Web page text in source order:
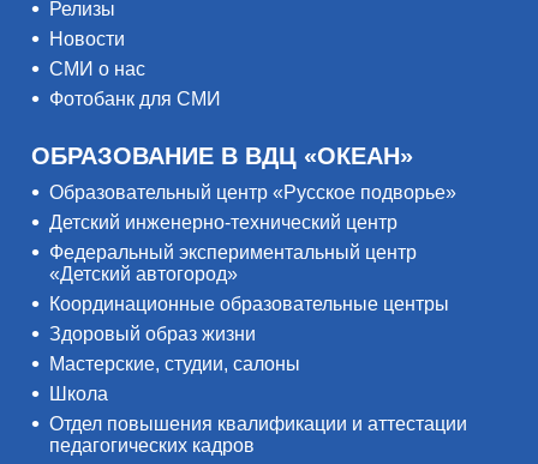
Релизы
Новости
СМИ о нас
Фотобанк для СМИ
ОБРАЗОВАНИЕ В ВДЦ «ОКЕАН»
Образовательный центр «Русское подворье»
Детский инженерно-технический центр
Федеральный экспериментальный центр
«Детский автогород»
Координационные образовательные центры
Здоровый образ жизни
Мастерские, студии, салоны
Школа
Отдел повышения квалификации и аттестации
педагогических кадров